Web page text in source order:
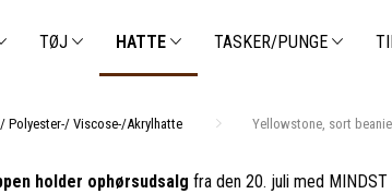
TØJ HATTE TASKER/PUNGE
Polyester-/ Viscose-/Akrylhatte Yellowstone, sort
holder ophørsudsalg fra den 20. juli med